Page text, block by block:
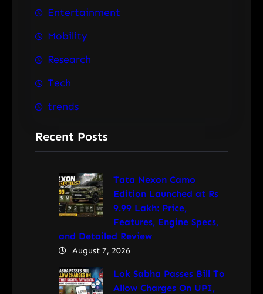
Entertainment
Mobility
Research
Tech
trends
Recent Posts
Tata Nexon Camo
Edition Launched at Rs
9.99 Lakh: Price,
Features, Engine Specs,
and Detailed Review
August 7, 2026
Lok Sabha Passes Bill To
Allow Charges On UPI,